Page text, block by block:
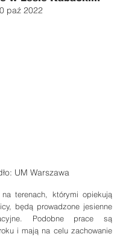
paź 2022
UM Warszawa
terenach, którymi opiekują
będą prowadzone jesienne
Podobne prace są
i mają na celu zachowanie